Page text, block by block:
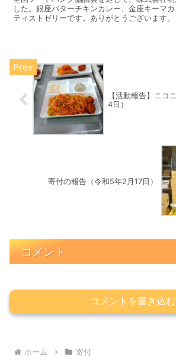
した。銀座バターチキンカレー、金座キーマ
ティストゼリーです。ありがとうございます。
【活動報告】ニコ
4日）
寄付の報告（令和5年2月17日）
コメント
コメントを書き込む
ホーム 寄付